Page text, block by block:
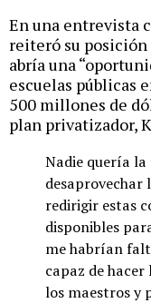
En una entrevista
reiteró su posición
abría una
escuelas públicas
500 millones de
plan privatizador,
Nadie quería
desaprovechar
redirigir estas
disponibles
me habrían
capaz de hacer
los maestros y